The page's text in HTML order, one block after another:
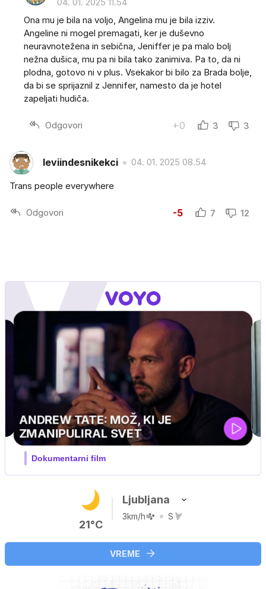
Ona mu je bila na voljo, Angelina mu je bila izziv.
Angeline ni mogel premagati, ker je duševno
neuravnotežena in sebična, Jeniffer je pa malo bolj
nežna dušica, mu pa ni bila tako zanimiva. Pa to, da ni
plodna, gotovo ni v plus. Vsekakor bi bilo za Brada bolje,
da bi se sprijaznil z Jennifer, namesto da je hotel
zapeljati hudiča.
Odgovori +0 3 3
leviindesnikekci 04. 01. 2025 08.54
Trans people everywhere
Odgovori -5 7 12
MOJ PRIJATELJ PINGVIN
Film meseca / družinski, pustolovski
21°C
Ljubljana
3km/h S
VREME